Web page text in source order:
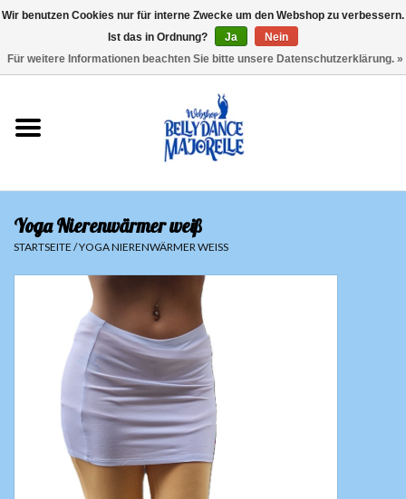
Sale
Sets
Oberteile
Röcke und Hosen
Hüfttücher
Bauchtanzkostüme
Yoga Nierenwärmer weiß
STARTSEITE /YOGA NIERENWÄRMER WEISS
Wir benutzen Cookies nur für interne Zwecke um den Webshop zu verbessern.
Ist das in Ordnung?
Ja
Nein
Für weitere Informationen beachten Sie bitte unsere Datenschutzerklärung. »